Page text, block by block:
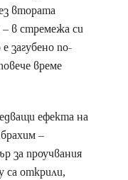
втората
в стремежа си
загубено по-
време
ефекта на
–
за проучвания
са открили,